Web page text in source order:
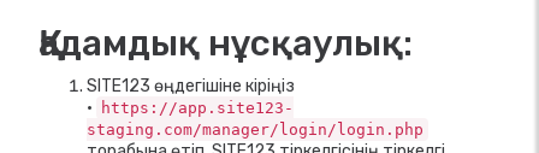
Қадамдық нұсқаулық:
SITE123 өңдегішіне кіріңіз
•
https://app.site123-
staging.com/manager/login/login.php